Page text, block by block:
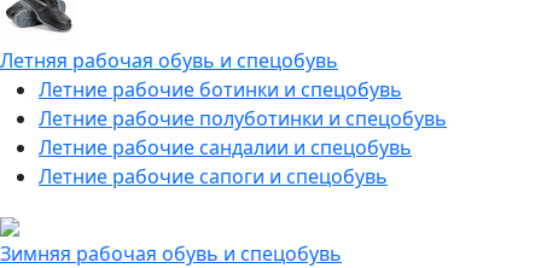
Летняя рабочая обувь и спецобувь
Летние рабочие ботинки и спецобувь
Летние рабочие полуботинки и спецобувь
Летние рабочие сандалии и спецобувь
Летние рабочие сапоги и спецобувь
Зимняя рабочая обувь и спецобувь